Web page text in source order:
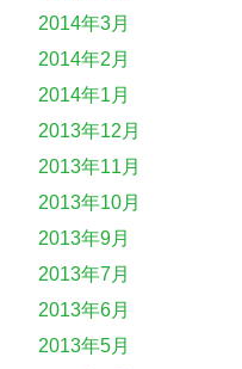
2014年3月
2014年2月
2014年1月
2013年12月
2013年11月
2013年10月
2013年9月
2013年7月
2013年6月
2013年5月